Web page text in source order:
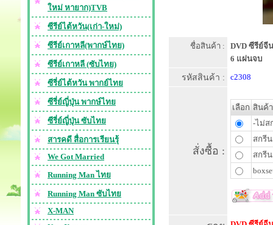
ใหม่ หายาก)TVB
ซีรีย์ไต้หวัน(เก่า-ใหม่)
ซีรีย์เกาหลี(พากษ์ไทย)
ซีรีย์เกาหลี (ซับไทย)
ซีรี่ย์ไต้หวัน พากย์ไทย
ซีรี่ย์ญี่ปุ่น พากษ์ไทย
ซีรี่ย์ญี่ปุ่น ซับไทย
สารคดี สื่อการเรียนรุ้
We Got Married
Running Man ไทย
Running Man ซับไทย
X-MAN
ชื่อสินค้า :
DVD ซีรีย์จี
6 แผ่นจบ
รหัสสินค้า : c2308
สั่งซื้อ :
เลือก สินค้
-ไม่ส
สกรี
สกรี